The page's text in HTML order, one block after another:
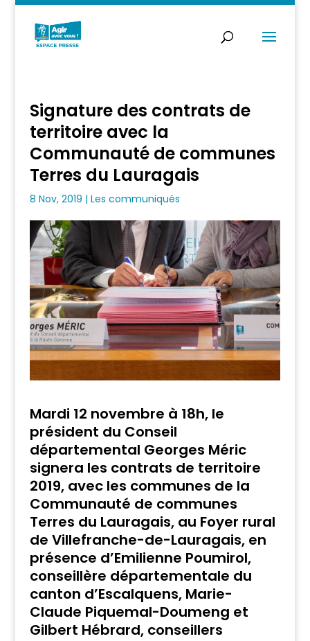
Signature des contrats de
territoire avec la
Communauté de communes
Terres du Lauragais
8 Nov, 2019 | Les communiqués
Mardi 12 novembre à 18h, le
président du Conseil
départemental Georges Méric
signera les contrats de territoire
2019, avec les communes de la
Communauté de communes
Terres du Lauragais, au Foyer rural
de Villefranche-de-Lauragais, en
présence d’Emilienne Poumirol,
conseillère départementale du
canton d’Escalquens, Marie-
Claude Piquemal-Doumeng et
Gilbert Hébrard, conseillers